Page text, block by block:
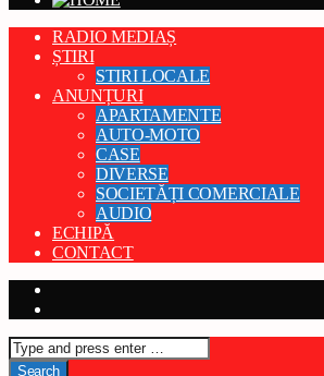
RADIO MEDIAȘ
ȘTIRI
STIRI LOCALE
ANUNȚURI
APARTAMENTE
AUTO-MOTO
CASE
DIVERSE
SOCIETĂȚI COMERCIALE
AUDIO
ECHIPĂ
CONTACT